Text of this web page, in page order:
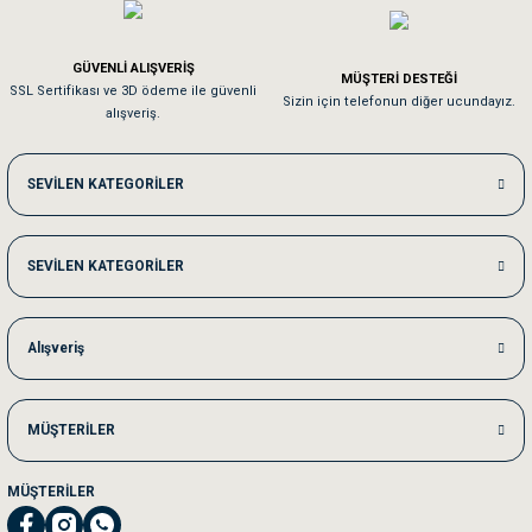
Kedilerim beğeniyorlar. Memnunuz. Uygun fiyatta olması iyi.
Me***** Ya******
Akşam verdiğim sipariş bir sonraki gün elime ulaştı. Jack russell köpeğim
Ka***** Ar******
Ufak bir sorun harici sorun olmadı sağolsunlar onuda hemen çözdüler
GÜVENLİ ALIŞVERİŞ
SSL Sertifikası ve 3D ödeme ile güvenli
alışveriş.
MÜŞTERİ DESTEĞİ
Sizin için telefonun diğer ucundayız.
SEVİLEN KATEGORİLER
SEVİLEN KATEGORİLER
Alışveriş
MÜŞTERİLER
MÜŞTERİLER